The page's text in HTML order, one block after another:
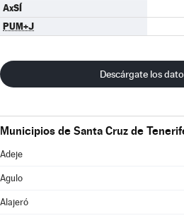
AxSÍ
PUM+J
Descárgate los
Municipios de Santa Cruz de
Adeje
Agulo
Alajeró